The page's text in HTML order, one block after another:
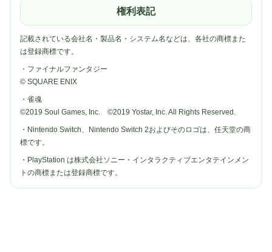
権利表記
記載されている会社名・製品名・システム名などは、各社の商標また
は登録商標です。
・ファイナルファンタジー
© SQUARE ENIX
・雀魂
©2019 Soul Games, Inc. ©2019 Yostar, Inc. All Rights Reserved.
・Nintendo Switch、Nintendo Switch 2およびそのロゴは、任天堂の商
標です。
・PlayStation は株式会社ソニー・インタラクティブエンタテインメン
トの商標または登録商標です。